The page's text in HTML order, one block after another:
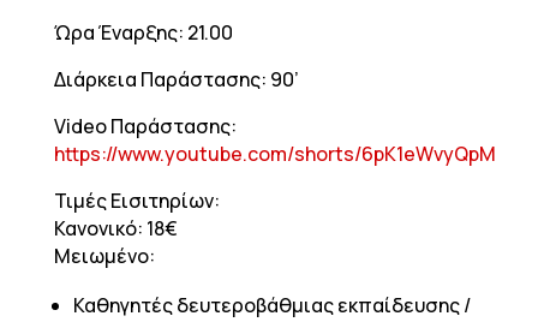
Ώρα Έναρξης: 21.00
Διάρκεια Παράστασης: 90’
Video Παράστασης:
https://www.youtube.com/shorts/6pK1eWvyQpM
Τιμές Εισιτηρίων:
Κανονικό: 18€
Μειωμένο:
Καθηγητές δευτεροβάθμιας εκπαίδευσης /